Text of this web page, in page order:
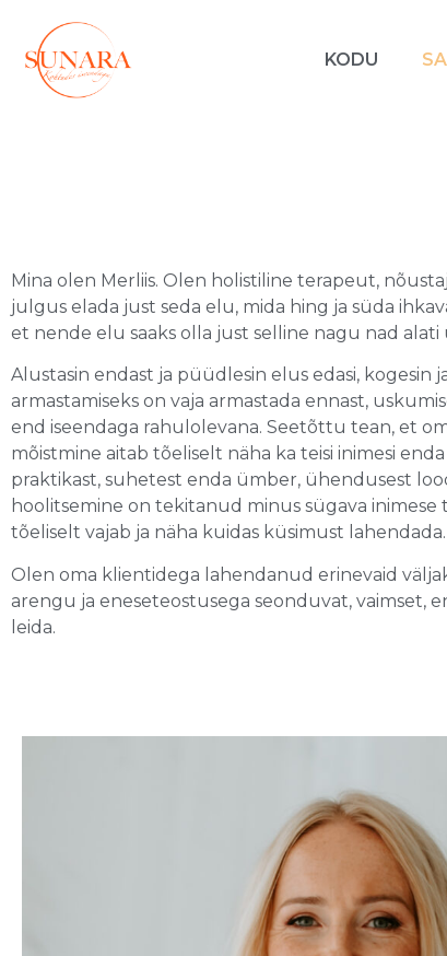
KODU
Mina olen Merliis. Olen holistiline terapeut,
julgus elada just seda elu, mida hing ja süda
et nende elu saaks olla just selline nagu nad
Alustasin endast ja püüdlesin elus edasi, kogesin
armastamiseks on vaja armastada ennast,
end iseendaga rahulolevana. Seetõttu tean, et
mõistmine aitab tõeliselt näha ka teisi inimesi
praktikast, suhetest enda ümber, ühendusest
hoolitsemine on tekitanud minus sügava
tõeliselt vajab ja näha kuidas küsimust lahendada.
Olen oma klientidega lahendanud erinevaid
arengu ja eneseteostusega seonduvat, vaimset,
leida.